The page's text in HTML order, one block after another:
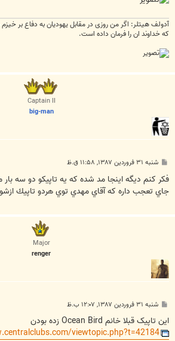
آدولف هیتلر: اگر من روزی در مقابل یهودیان به دفاع بر
که خداوند ان را فرمان داده است.
Captain II
big-man
ت
شنبه ۳۱ فروردین ۱۳۸۷, ۱۱:۵۸ ق.ظ
فكر كنم ديگه اينجا مد شده كه يه تاپيكو دو سه
جاي تعجب داره كه آقاي مهدي توي هردو تاپيك
Major
renger
ت
شنبه ۳۱ فروردین ۱۳۸۷, ۱۲:۰۷ ب.ظ
اين تاپيک قبلا خانم Ocean Bird زده بودن
viewtopic.php?t=42184